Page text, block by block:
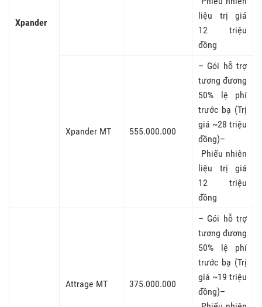
Xpander
liệu trị giá
12 triệu
đồng
Xpander MT 555.000.000
– Gói hỗ trợ
tương đương
50% lệ phí
trước bạ (Trị
giá ~28 triệu
đồng)–
Phiếu nhiên
liệu trị giá
12 triệu
đồng
Attrage MT 375.000.000
– Gói hỗ trợ
tương đương
50% lệ phí
trước bạ (Trị
giá ~19 triệu
đồng)–